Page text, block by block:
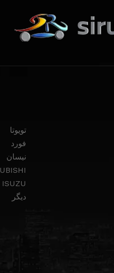
تویوتا
فورد
نیسان
ISUZU
دیگر